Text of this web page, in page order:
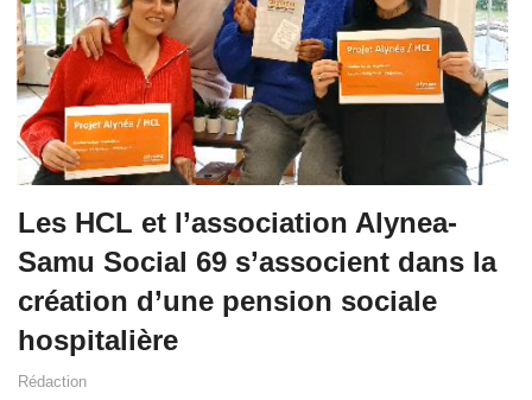
Les HCL et l’association Alynea-
Samu Social 69 s’associent dans la
création d’une pension sociale
hospitalière
Rédaction